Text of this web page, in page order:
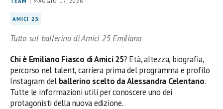
AMICI 25
Tutto sul ballerino di Amici 25 Emiliano
Chi è Emiliano Fiasco di Amici 25? Età, altezza, biografia,
percorso nel talent, carriera prima del programma e profilo
Instagram del ballerino scelto da Alessandra Celentano.
Tutte le informazioni utili per conoscere uno dei
protagonisti della nuova edizione.